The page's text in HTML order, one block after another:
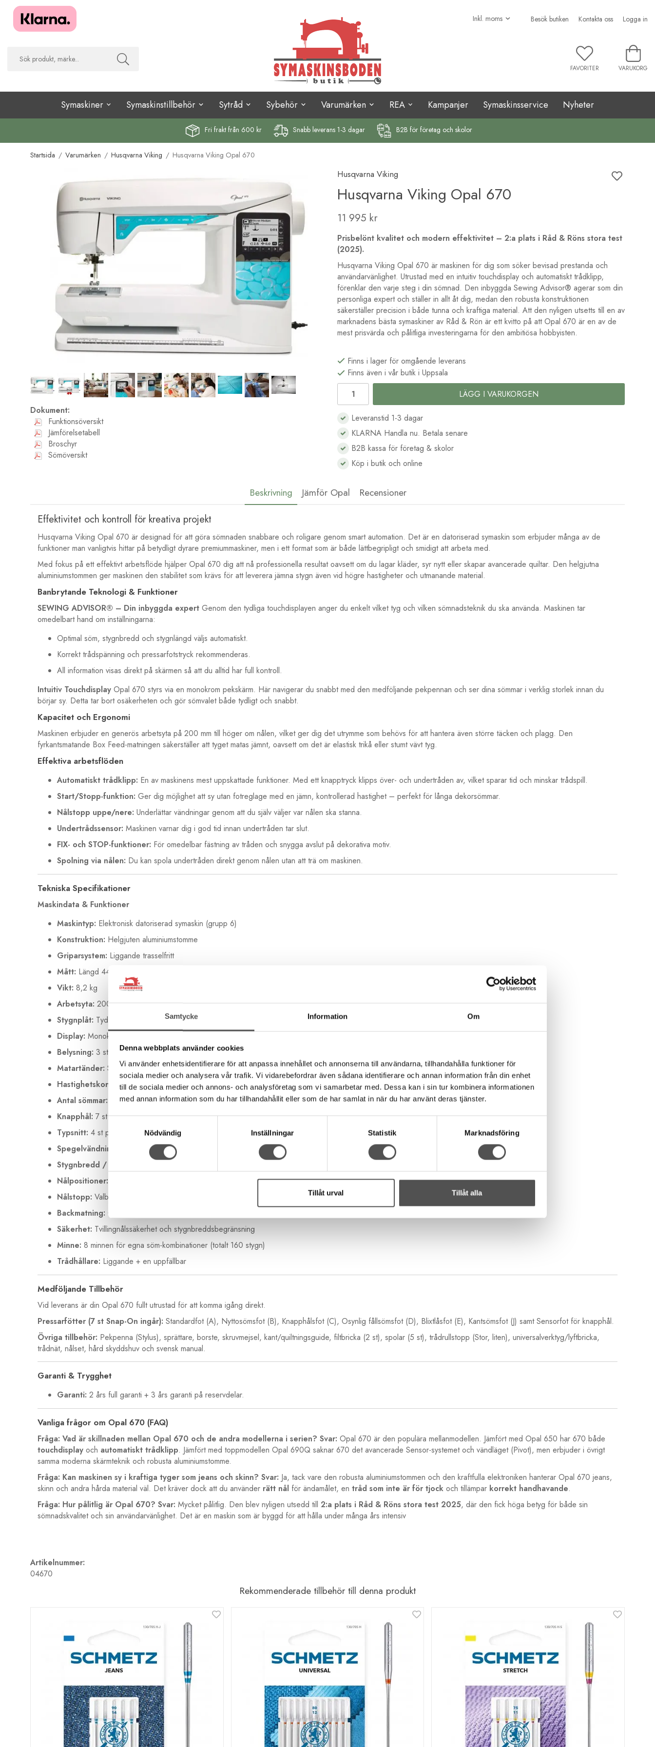
Samtycke Information Om
Denna webbplats använder cookies
Vi använder enhetsidentifierare för att anpassa innehållet och annonserna till användarna, tillhandahålla funktioner för
sociala medier och analysera vår trafik. Vi vidarebefordrar även sådana identifierare och annan information från din enhet
till de sociala medier och annons- och analysföretag som vi samarbetar med. Dessa kan i sin tur kombinera informationen
med annan information som du har tillhandahållit eller som de har samlat in när du har använt deras tjänster.
Nödvändig
Inställningar Statistik Marknadsföring
Tillåt urval Tillåt alla
Besök butiken Kontakta oss Logga in
FAVORITER VARUKORG
Symaskiner Symaskinstillbehör Sytråd Sybehör Varumärken REA Kampanjer Symaskinsservice Nyheter
Fri fraktfrån 600 kr Snabb leverans 1-3 dagar B2B för företag och skolor
Startsida / Varumärken / Husqvarna Viking / Husqvarna Viking Opal 670
Husqvarna Viking
Husqvarna Viking Opal 670
11 995 kr
Prisbelönt kvalitet och modern effektivitet – 2:a plats i Råd & Röns stora test
(2025).
Husqvarna Viking Opal 670 är maskinen för dig som söker bevisad prestanda och
användarvänlighet. Utrustad med en intuitiv touchdisplay och automatiskt trådklipp,
förenklar den varje steg i din sömnad. Den inbyggda Sewing Advisor® agerar som din
personliga expert och ställer in allt åt dig, medan den robusta konstruktionen
säkerställer precision i både tunna och kraftiga material. Att den nyligen utsetts till en av
marknadens bästa symaskiner av Råd & Rön är ett kvitto på att Opal 670 är en av de
mest prisvärda och pålitliga investeringarna för den ambitiösa hobbyisten.
Finns i lager för omgående leverans
Finns även i vår butik i Uppsala
LÄGG I VARUKORGEN
Leveranstid 1-3 dagar
KLARNA Handla nu. Betala senare
B2B kassa för företag & skolor
Köp i butik och online
Dokument:
Funktionsöversikt
Jämförelsetabell
Broschyr
Sömöversikt
Beskrivning Jämför Opal Recensioner
Effektivitet och kontroll för kreativa projekt
Husqvarna Viking Opal 670 är designad för att göra sömnaden snabbare och roligare genom smart automation. Det är en datoriserad symaskin som erbjuder många av de
funktioner man vanligtvis hittar på betydligt dyrare premiummaskiner, men i ett format som är både lättbegripligt och smidigt att arbeta med.
Med fokus på ett effektivt arbetsflöde hjälper Opal 670 dig att nå professionella resultat oavsett om du lagar kläder, syr nytt eller skapar avancerade quiltar. Den helgjutna
aluminiumstommen ger maskinen den stabilitet som krävs för att leverera jämna stygn även vid högre hastigheter och utmanande material.
Banbrytande Teknologi & Funktioner
SEWING ADVISOR® – Din inbyggda expert Genom den tydliga touchdisplayen anger du enkelt vilket tyg och vilken sömnadsteknik du ska använda. Maskinen tar
omedelbart hand om inställningarna:
Optimal söm, stygnbredd och stygnlängd väljs automatiskt.
Korrekt trådspänning och pressarfotstryck rekommenderas.
All information visas direkt på skärmen så att du alltid har full kontroll.
Intuitiv Touchdisplay Opal 670 styrs via en monokrom pekskärm. Här navigerar du snabbt med den medföljande pekpennan och ser dina sömmar i verklig storlek innan du
börjar sy. Detta tar bort osäkerheten och gör sömvalet både tydligt och snabbt.
Kapacitet och Ergonomi
Maskinen erbjuder en generös arbetsyta på 200 mm till höger om nålen, vilket ger dig det utrymme som behövs för att hantera även större täcken och plagg. Den
fyrkantsmatande Box Feed-matningen säkerställer att tyget matas jämnt, oavsett om det är elastisk trikå eller stumt vävt tyg.
Effektiva arbetsflöden
Automatiskt trådklipp: En av maskinens mest uppskattade funktioner. Med ett knapptryck klipps över- och undertråden av, vilket sparar tid och minskar trådspill.
Start/Stopp-funktion: Ger dig möjlighet att sy utan fotreglage med en jämn, kontrollerad hastighet – perfekt för långa dekorsömmar.
Nålstopp uppe/nere: Underlättar vändningar genom att du själv väljer var nålen ska stanna.
Undertrådssensor: Maskinen varnar dig i god tid innan undertråden tar slut.
FIX- och STOP-funktioner: För omedelbar fästning av tråden och snygga avslut på dekorativa motiv.
Spolning via nålen: Du kan spola undertråden direkt genom nålen utan att trä om maskinen.
Tekniska Specifikationer
Maskindata & Funktioner
Maskintyp: Elektronisk datoriserad symaskin (grupp 6)
Konstruktion: Helgjuten aluminiumstomme
Griparsystem: Liggande trasselfritt
Mått: Längd 445 mm, Bredd 210 mm, Höjd 295 mm
Vikt: 8,2 kg
Arbetsyta: 200 mm (till höger om nålen)
Stygnplåt: Tydliga guider upp till 40 mm på båda sidor om nålen
Display: Monokrom touchdisplay (64 x 48 mm) som visar sömmar i verklig storlek
Belysning: 3 st högeffektiva LED-lampor
Matartänder: Sänkbara (manuell kontroll)
Hastighetskontroll: Elektronisk i 5 steg
Antal sömmar: 200 st (Nytto-, dekor-, och quiltsömmar)
Knapphål: 7 st olika automatiska stilar
Typsnitt: 4 st programmerbara alfabet
Spegelvändning:
Motiv kan spegelvändas både på längden och bredden
Stygnbredd / längd:
Nålpositioner:
Nålstopp: Valbart uppe/nere
Backmatning: Omedelbar och permanent funktion
Säkerhet: Tvillingnålssäkerhet och stygnbreddsbegränsning
Minne: 8 minnen för egna söm-kombinationer (totalt 160 stygn)
Trådhållare: Liggande + en uppfällbar
Medföljande Tillbehör
Vid leverans är din Opal 670 fullt utrustad för att komma igång direkt.
Pressarfötter (7 st Snap-On ingår): Standardfot (A), Nyttosömsfot (B), Knapphålsfot (C), Osynlig fållsömsfot (D), Blixtlåsfot (E), Kantsömsfot (J) samt Sensorfot för knapphål.
Övriga tillbehör: Pekpenna (Stylus), sprättare, borste, skruvmejsel, kant/quiltningsguide, filtbricka (2 st), spolar (5 st), trådrullstopp (Stor, liten), universalverktyg/lyftbricka,
trådnät, nålset, hård skyddshuv och svensk manual.
Garanti & Trygghet
Garanti: 2 års full garanti + 3 års garanti på reservdelar.
Vanliga frågor om Opal 670 (FAQ)
Fråga: Vad är skillnaden mellan Opal 670 och de andra modellerna i serien? Svar: Opal 670 är den populära mellanmodellen. Jämfört med Opal 650 har 670 både
touchdisplay och automatiskt trådklipp. Jämfört med toppmodellen Opal 690Q saknar 670 det avancerade Sensor-systemet och vändläget (Pivot), men erbjuder i övrigt
samma moderna skärmteknik och robusta aluminiumstomme.
Fråga: Kan maskinen sy i kraftiga tyger som jeans och skinn? Svar: Ja, tack vare den robusta aluminiumstommen och den kraftfulla elektroniken hanterar Opal 670 jeans,
skinn och andra hårda material väl. Det kräver dock att du använder rätt nål för ändamålet, en tråd som inte är för tjock och tillämpar korrekt handhavande.
Fråga: Hur pålitlig är Opal 670? Svar: Mycket pålitlig. Den blev nyligen utsedd till 2:a plats i Råd & Röns stora test 2025, där den fick höga betyg för både sin
sömnadskvalitet och sin användarvänlighet. Det är en maskin som är byggd för att hålla under många års intensiv
Artikelnummer:
04670
Rekommenderade tillbehör till denna produkt